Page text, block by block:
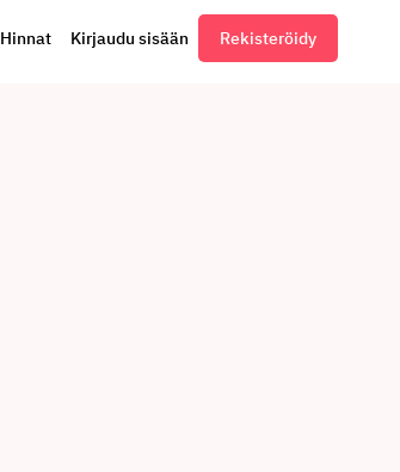
Hinnat Kirjaudu sisään Rekisteröidy